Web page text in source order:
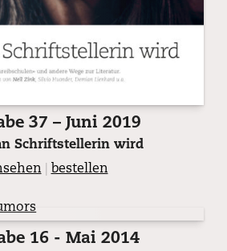
37 – Juni 2019
Schriftstellerin wird
bestellen
16 - Mai 2014